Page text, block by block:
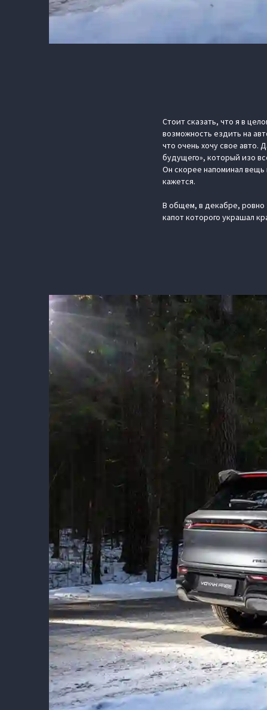
Стоит сказать, что я в
возможность ездить на
что очень хочу свое авто.
будущего», который изо
Он скорее напоминал вещь
кажется.
В общем, в декабре, ровно
капот которого украшал